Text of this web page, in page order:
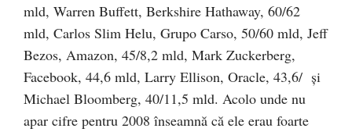
mld, Warren Buffett, Berkshire Hathaway, 60/62
mld, Carlos Slim Helu, Grupo Carso, 50/60 mld, Jeff
Bezos, Amazon, 45/8,2 mld, Mark Zuckerberg,
Facebook, 44,6 mld, Larry Ellison, Oracle, 43,6/ şi
Michael Bloomberg, 40/11,5 mld. Acolo unde nu
apar cifre pentru 2008 înseamnă că ele erau foarte